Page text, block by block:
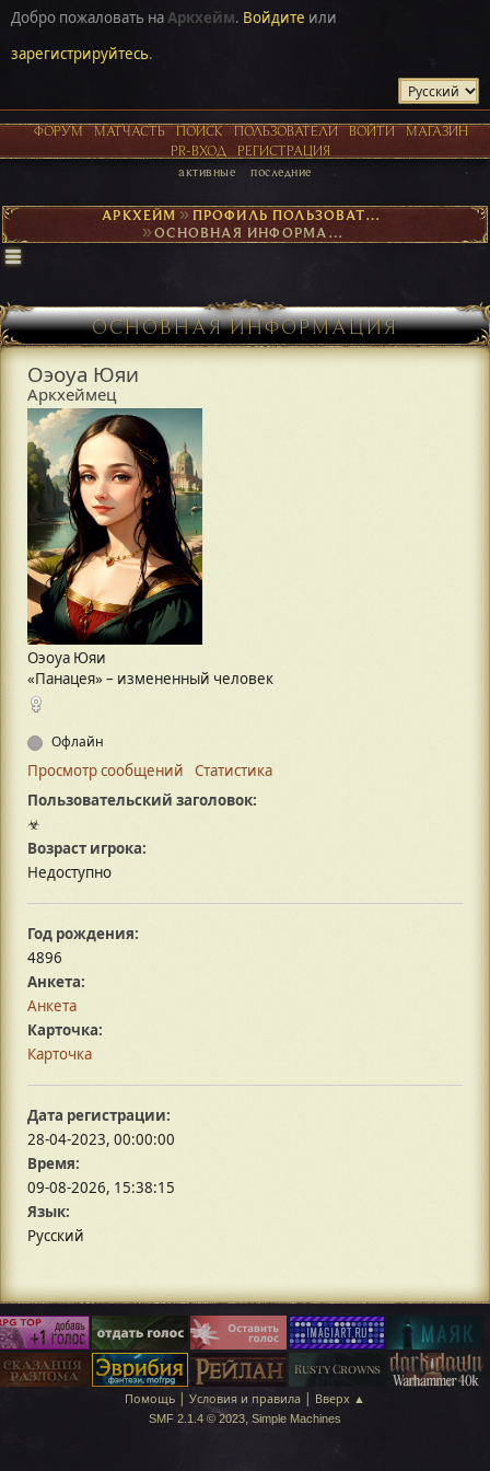
Добро пожаловать наАркхейм. Войдите или
зарегистрируйтесь.
ФОРУМ МАТЧАСТЬ ПОИСК ПОЛЬЗОВАТЕЛИ ВОЙТИ
МАГАЗИН
PR-ВХОД
РЕГИСТРАЦИЯ
активные последние
АРКХЕЙМ► ПРОФИЛЬ ПОЛЬЗОВАТЕЛЯ ОЭОУА ЮЯИ
► ОСНОВНАЯ ИНФОРМАЦИЯ
ОСНОВНАЯ ИНФОРМАЦИЯ
Оэоуа Юяи
Аркхеймец
Оэоуа Юяи
«Панацея» – измененный человек
Офлайн
Просмотр сообщений
Статистика
Пользовательский заголовок:
☣
Возраст игрока:
Недоступно
Год рождения:
4896
Анкета:
Анкета
Карточка:
Карточка
Дата регистрации:
28-04-2023, 00:00:00
Время:
09-08-2026, 15:38:15
Язык:
Русский
Помощь | Условия и правила | Вверх ▲
SMF 2.1.4 © 2023, Simple Machines